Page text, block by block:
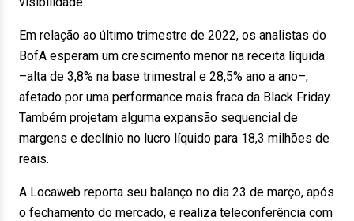
Em relação ao último trimestre de 2022, os analistas do
BofA esperam um crescimento menor na receita líquida
–alta de 3,8% na base trimestral e 28,5% ano a ano–,
afetado por uma performance mais fraca da Black Friday.
Também projetam alguma expansão sequencial de
margens e declínio no lucro líquido para 18,3 milhões de
reais.
A Locaweb reporta seu balanço no dia 23 de março, após
o fechamento do mercado, e realiza teleconferência com